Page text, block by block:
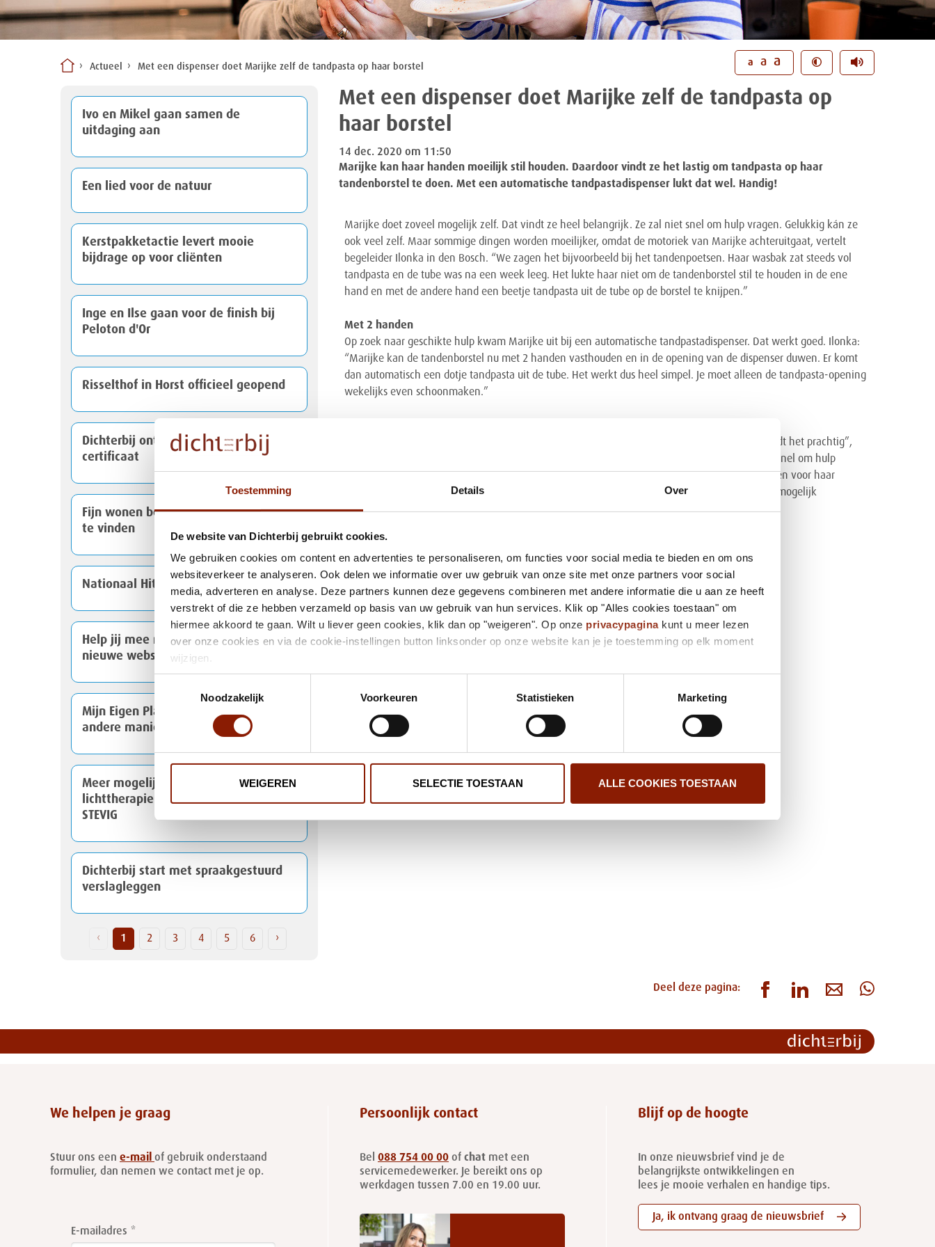
Toestemming Details Over
De website van Dichterbij gebruikt cookies.
We gebruiken cookies om content en advertenties te personaliseren, om functies voor social media te bieden en om ons
websiteverkeer te analyseren. Ook delen we informatie over uw gebruik van onze site met onze partners voor social
media, adverteren en analyse. Deze partners kunnen deze gegevens combineren met andere informatie die u aan ze heeft
verstrekt of die ze hebben verzameld op basis van uw gebruik van hun services. Klik op "Alles cookies toestaan" om
hiermee akkoord te gaan. Wilt u liever geen cookies, klik dan op "weigeren". Op onze privacypaginakunt u meer lezen
over onze cookies en via de cookie-instellingen button linksonder op onze website kan je je toestemming op elk moment
wijzigen.
Toestemmingsselectie
Noodzakelijk
Voorkeuren Statistieken Marketing
WEIGEREN SELECTIE TOESTAAN ALLE COOKIES TOESTAAN
a a a
Actueel Met een dispenser doet Marijke zelf de tandpasta op haar borstel
Ivo en Mikel gaan samen de
uitdaging aan
Een lied voor de natuur
Kerstpakketactie levert mooie
bijdrage op voor cliënten
Inge en Ilse gaan voor de finish bij
Peloton d'Or
Risselthof in Horst officieel geopend
Dichterbij ontvangt NEN 7510-
certificaat
Fijn wonen begint met elkaar weten
te vinden
Nationaal Hitteplan actief
Help jij mee met het testen van onze
nieuwe website?
Mijn Eigen Plan: van handige app naar
andere manier van werken
Meer mogelijkheden voor
lichttherapie binnen Dichterbij en
STEVIG
Dichterbij start met spraakgestuurd
verslagleggen
‹ 1 2 3 4 5 6 ›
Met een dispenser doet Marijke zelf de tandpasta op
haar borstel
14 dec. 2020 om 11:50
Marijke kan haar handen moeilijk stil houden. Daardoor vindt ze het lastig om tandpasta op haar
tandenborstel te doen. Met een automatische tandpastadispenser lukt dat wel. Handig!
Marijke doet zoveel mogelijk zelf. Dat vindt ze heel belangrijk. Ze zal niet snel om hulp vragen. Gelukkig kán ze
ook veel zelf. Maar sommige dingen worden moeilijker, omdat de motoriek van Marijke achteruitgaat, vertelt
begeleider Ilonka in den Bosch. “We zagen het bijvoorbeeld bij het tandenpoetsen. Haar wasbak zat steeds vol
tandpasta en de tube was na een week leeg. Het lukte haar niet om de tandenborstel stil te houden in de ene
hand en met de andere hand een beetje tandpasta uit de tube op de borstel te knijpen.”
Met 2 handen
Op zoek naar geschikte hulp kwam Marijke uit bij een automatische tandpastadispenser. Dat werkt goed. Ilonka:
“Marijke kan de tandenborstel nu met 2 handen vasthouden en in de opening van de dispenser duwen. Er komt
dan automatisch een dotje tandpasta uit de tube. Het werkt dus heel simpel. Je moet alleen de tandpasta-opening
wekelijks even schoonmaken.”
Door de dispenser blijft de wastafel lekker schoon. En de tube is minder snel leeg. “Marijke vindt het prachtig”,
zegt Ilonka. “Omdat het haar écht helpt om eigen regie te houden.” En alhoewel Marijke niet snel om hulp
vraagt, heeft ze dat nu wél gedaan. “Ze heeft gevraagd of we ook een dispenser kunnen regelen voor haar
shampoo en douchegel. Daar gaan we zeker naar kijken. We helpen Marijke graag om zoveel mogelijk
zelfstandig te blijven doen.”
Deel deze pagina:
We helpen je graag
Stuur ons een e-mail of gebruik onderstaand
formulier, dan nemen we contact met je op.
this
E-mailadres
Persoonlijk contact
Bel 088 754 00 00 of chatmet een
servicemedewerker. Je bereikt ons op
werkdagen tussen 7.00 en 19.00 uur.
Blijf op de hoogte
In onze nieuwsbrief vind je de
belangrijkste ontwikkelingen en
lees je mooie verhalen en handige tips.
Ja, ik ontvang graag de nieuwsbrief